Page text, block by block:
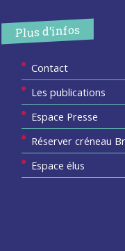
Plus d’infos
Contact
Les publications
Espace Presse
Réserver créneau
Espace élus